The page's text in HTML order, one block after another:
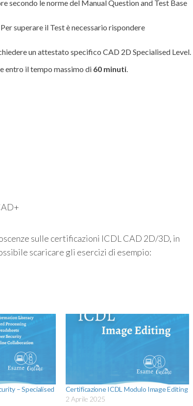
secondo le norme del Manual Question and Test Base
superare il Test è necessario rispondere
un attestato specifico CAD 2D Specialised Level.
entro il tempo massimo di 60 minuti.
sulle certificazioni ICDL CAD 2D/3D, in
scaricare gli esercizi di esempio:
– Specialised
Certificazione ICDL Modulo Image Editing
2 Aprile 2025